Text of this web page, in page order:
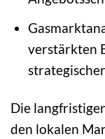
verstärkten
Die
den lokalen